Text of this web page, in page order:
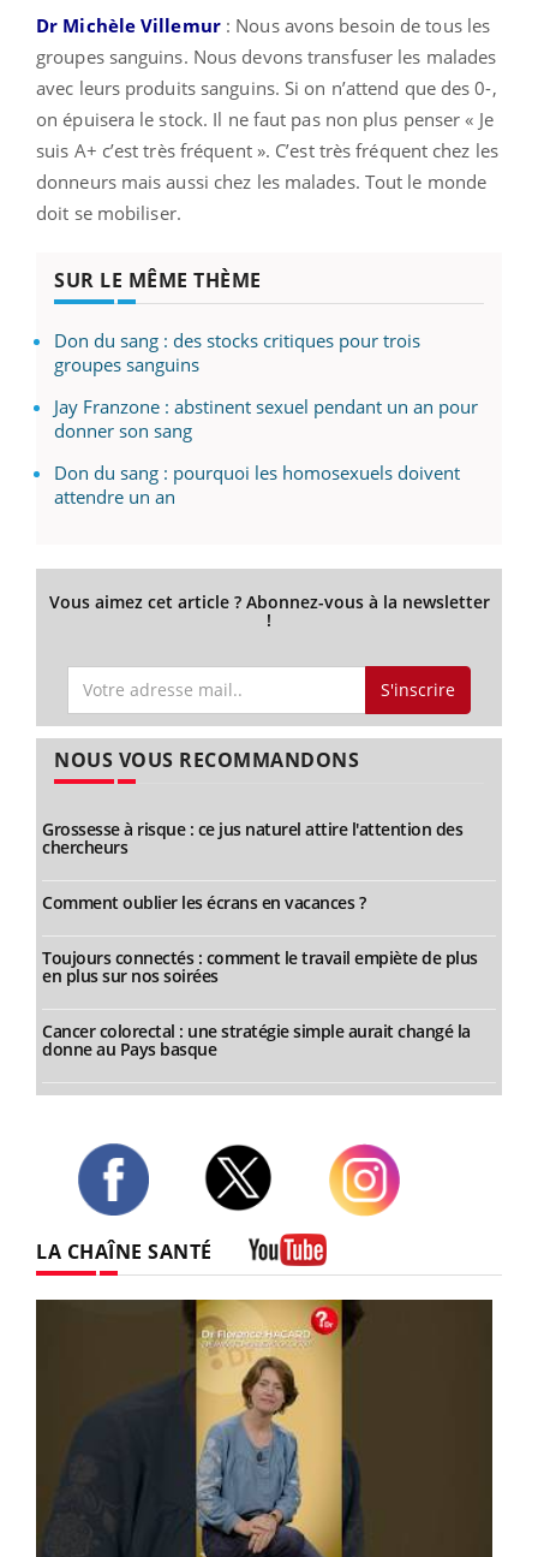
Dr Michèle Villemur : Nous avons besoin de tous les
groupes sanguins. Nous devons transfuser les malades
avec leurs produits sanguins. Si on n’attend que des 0-,
on épuisera le stock. Il ne faut pas non plus penser « Je
suis A+ c’est très fréquent ». C’est très fréquent chez les
donneurs mais aussi chez les malades. Tout le monde
doit se mobiliser.
SUR LE MÊME THÈME
Don du sang : des stocks critiques pour trois
groupes sanguins
Jay Franzone : abstinent sexuel pendant un an pour
donner son sang
Don du sang : pourquoi les homosexuels doivent
attendre un an
Vous aimez cet article ? Abonnez-vous à la newsletter
!
S'inscrire
NOUS VOUS RECOMMANDONS
Grossesse à risque : ce jus naturel attire l'attention des
chercheurs
Comment oublier les écrans en vacances ?
Toujours connectés : comment le travail empiète de plus
en plus sur nos soirées
Cancer colorectal : une stratégie simple aurait changé la
donne au Pays basque
LA CHAÎNE SANTÉ